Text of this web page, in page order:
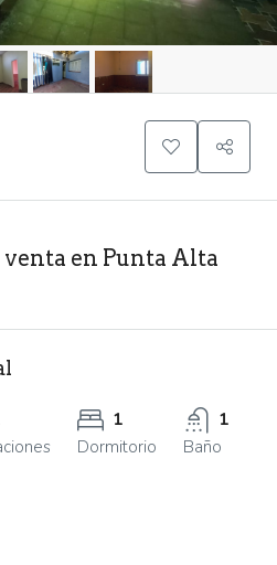
en Punta Alta
1
Dormitorio
1
Baño